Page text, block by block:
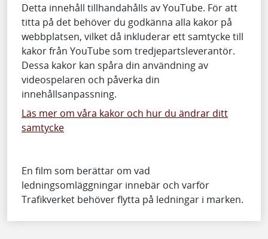
Detta innehåll tillhandahålls av YouTube. För att
titta på det behöver du godkänna alla kakor på
webbplatsen, vilket då inkluderar ett samtycke till
kakor från YouTube som tredjepartsleverantör.
Dessa kakor kan spåra din användning av
videospelaren och påverka din
innehållsanpassning.
Läs mer om våra kakor och hur du ändrar ditt
samtycke
En film som berättar om vad
ledningsomläggningar innebär och varför
Trafikverket behöver flytta på ledningar i marken.